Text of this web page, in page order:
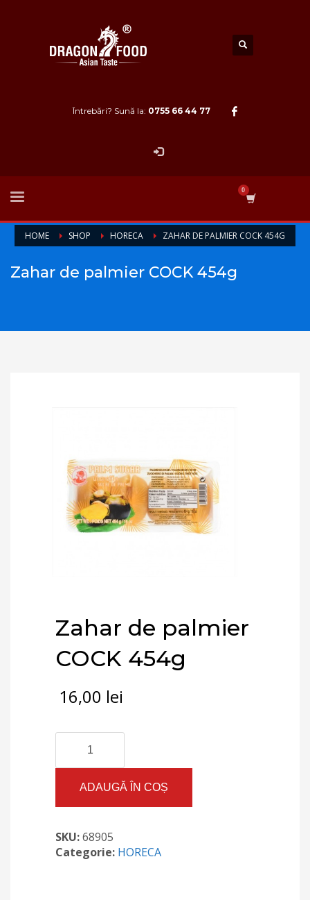
Întrebări? Sună la: 0755 66 44 77
HOME SHOP HORECA ZAHAR DE PALMIER COCK 454G
Zahar de palmier COCK 454g
Zahar de palmier
COCK 454g
16,00 lei
Cantitate
de
palmierADAUGĂ ÎN COȘ
SKU:68905
Categorie: HORECA